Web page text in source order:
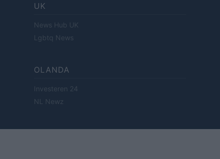
UK
News Hub UK
Lgbtq News
OLANDA
Investeren 24
NL Newz